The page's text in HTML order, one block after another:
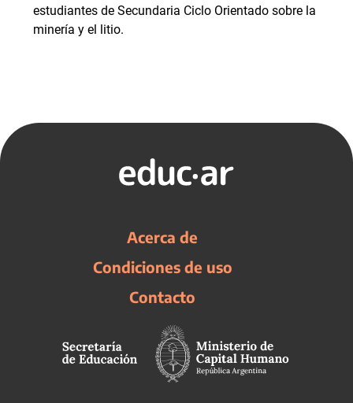
estudiantes de Secundaria Ciclo Orientado sobre la
minería y el litio.
Acerca de
Condiciones de uso
Contacto